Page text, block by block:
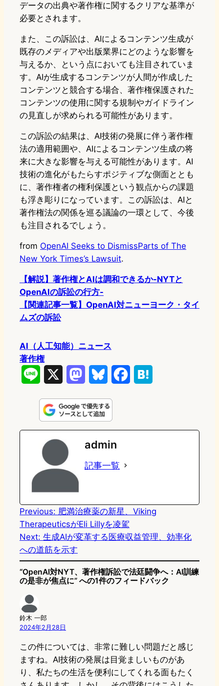
データの出典や著作権に関するクリアな基準が
必要とされます。
また、この訴訟は、AIによるコンテンツ生成が
既存のメディアや出版業界にどのような影響を
与えるか、という点においても注目されていま
す。AIが生成するコンテンツが人間が作成した
コンテンツと競合する場合、著作権保護された
コンテンツの使用に関する規制やガイドライン
の見直しが求められる可能性があります。
この訴訟の結果は、AI技術の発展に伴う著作権
法の適用範囲や、AIによるコンテンツ生成の将
来に大きな影響を与える可能性があります。AI
技術の進化がもたらすポジティブな側面ととも
に、著作権者の権利保護という観点からの課題
も浮き彫りになっています。この訴訟は、AIと
著作権法の関係を巡る議論の一環として、今後
も注目されるでしょう。
from OpenAI Seeks to DismissParts of The
New York Times’s Lawsuit.
【解説】著作権とAIは調和できるか-NYTと
OpenAIの訴訟の行方-
【関連記事一覧】OpenAI対ニューヨーク・タイ
ムズの訴訟
AI（人工知能）ニュース
著作権
n
e
s
t
o
d
n
u
e
s
k
e
k
e
admin
記事一覧
Previous: 肥満治療薬の新星、Viking
TherapeuticsがEli Lillyを凌駕
Next: 生成AIが変革する医療収益管理、効率化
への道筋を示す
“OpenAI対NYT、著作権訴訟で法廷闘争へ：AI訓練
の是非が焦点に” への1件のフィードバック
鈴木 一郎
2024年2月28日
この件については、非常に難しい問題だと感じ
ますね。AI技術の発展は目覚ましいものがあ
り、私たちの生活を便利にしてくれる面もたく